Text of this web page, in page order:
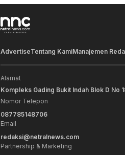
AdvertiseTentang KamiManajemen
Alamat
Kompleks Gading Bukit Indah Blok D No
Nomor Telepon
087785148706
Email
redaksi@netralnews.com
Partnership & Marketing